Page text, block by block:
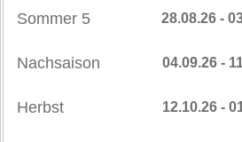
Sommer 5 28.08.26 -
Nachsaison 04.09.26 -
Herbst 12.10.26 -